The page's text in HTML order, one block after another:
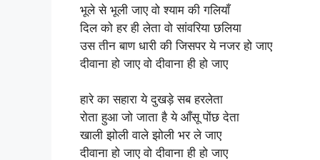
भूले से भूली जाए वो श्याम की गलियाँ
दिल को हर ही लेता वो सांवरिया छलिया
उस तीन बाण धारी की जिसपर ये नजर हो जाए
दीवाना हो जाए वो दीवाना ही हो जाए
हारे का सहारा ये दुखड़े सब हरलेता
रोता हुआ जो जाता है ये आँसू पोंछ देता
खाली झोली वाले झोली भर ले जाए
दीवाना हो जाए वो दीवाना ही हो जाए